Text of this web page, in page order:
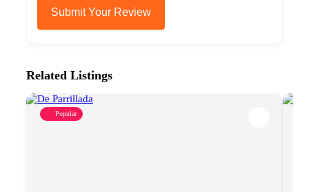
Submit Your Review
Related Listings
Popular